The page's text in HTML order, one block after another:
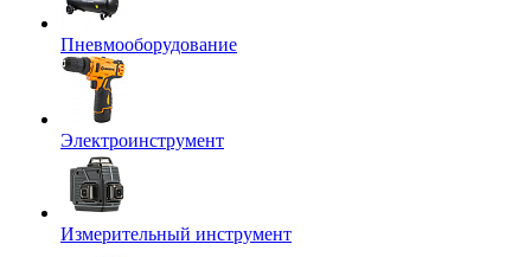
Пневмооборудование
Электроинструмент
Измерительный инструмент